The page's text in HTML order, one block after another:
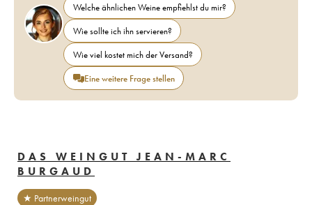
Welche ähnlichen Weine empfiehlst du mir?
Wie sollte ich ihn servieren?
Wie viel kostet mich der Versand?
Eine weitere Frage stellen
DAS WEINGUT JEAN-MARC
BURGAUD
★ Partnerweingut